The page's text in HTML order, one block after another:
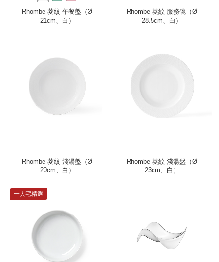
Rhombe 菱紋 午餐盤（Ø
21cm、白）
Rhombe 菱紋 服務碗（Ø
28.5cm、白）
Rhombe 菱紋 淺湯盤（Ø
20cm、白）
Rhombe 菱紋 淺湯盤（Ø
23cm、白）
一人宅精選